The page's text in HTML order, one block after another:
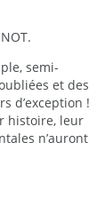
semi-
et des
d’exception !
histoire, leur
n’auront